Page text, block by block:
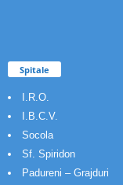
Spitale
I.R.O.
I.B.C.V.
Socola
Sf. Spiridon
Padureni – Grajduri